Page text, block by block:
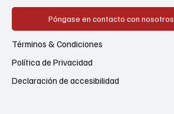
Póngase en contacto con nosotros
Política de Privacidad
Términos & Condiciones
Declaración de accesibilidad